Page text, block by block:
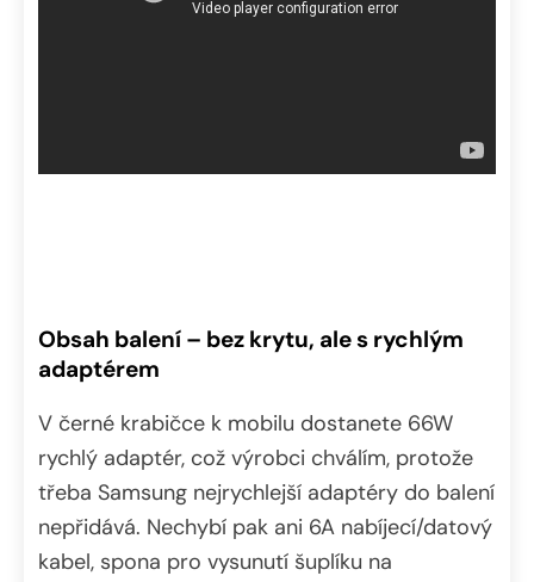
Obsah balení – bez krytu, ale s rychlým
adaptérem
V černé krabičce k mobilu dostanete 66W
rychlý adaptér, což výrobci chválím, protože
třeba Samsung nejrychlejší adaptéry do balení
nepřidává. Nechybí pak ani 6A nabíjecí/datový
kabel, spona pro vysunutí šuplíku na